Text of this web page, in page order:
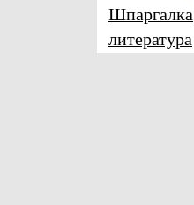
Шпаргалка
литература